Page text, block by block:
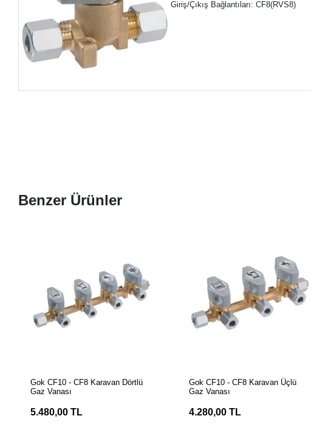
Giriş/Çıkış Bağlantıları: CF8(RVS8)
Benzer Ürünler
Gok CF10 - CF8 Karavan Dörtlü
Gaz Vanası
5.480,00 TL
Gok CF10 - CF8 Karavan Üçlü
Gaz Vanası
4.280,00 TL